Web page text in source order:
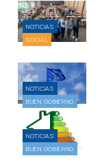
NOTICIAS
SOCIAL
NOTICIAS
BUEN GOBIERNO
NOTICIAS
BUEN GOBIERNO